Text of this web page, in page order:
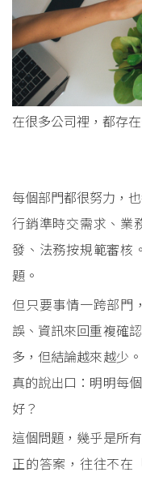
在很多公司裡，都存
每個部門都很努力，
行銷準時交需求、業
發、法務按規範審核
題。
但只要事情一跨部門
誤、資訊來回重複確
多，但結論越來越少
真的說出口：明明每
好？
這個問題，幾乎是所
正的答案，往往不在